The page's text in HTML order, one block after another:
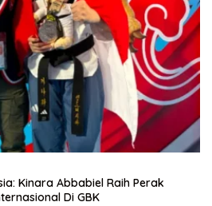
Kinara Abbabiel Raih Perak
Di GBK